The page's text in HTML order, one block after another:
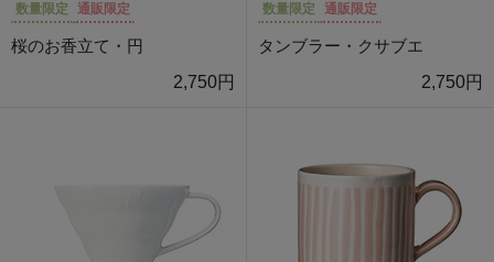
数量限定 通販限定
桜のお香立て・円
2,750円
数量限定 通販限定
タンブラー・クサブエ
2,750円